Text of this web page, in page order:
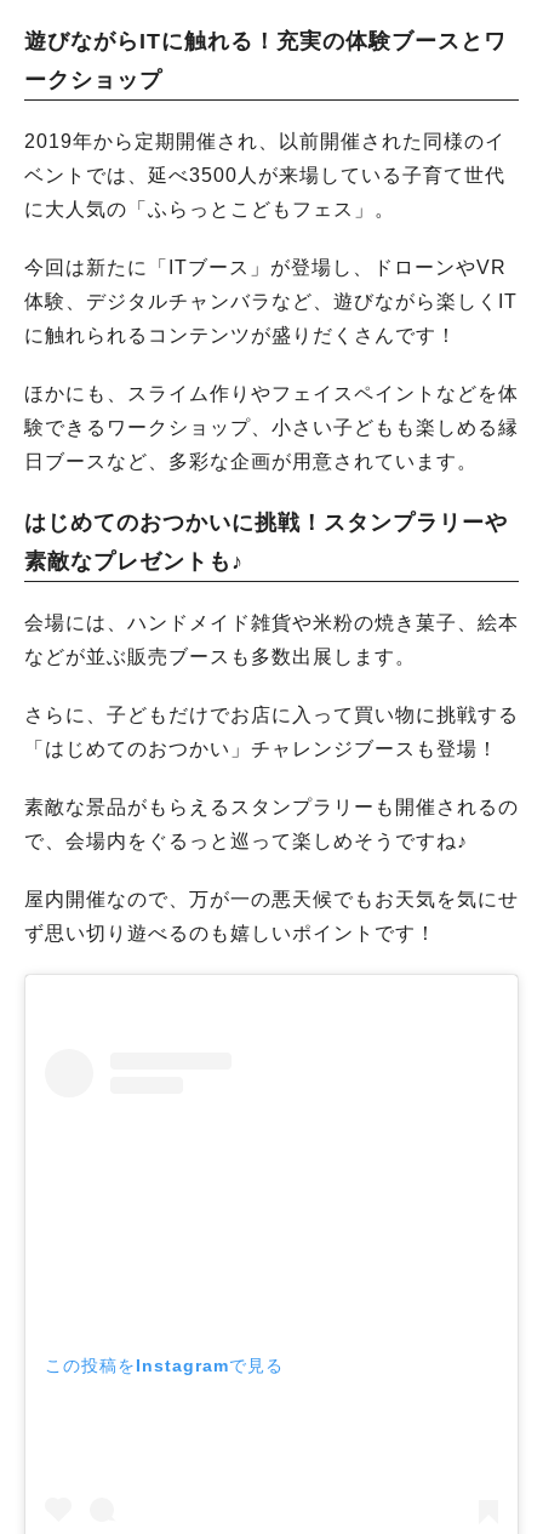
遊びながらITに触れる！充実の体験ブースとワ
ークショップ
2019年から定期開催され、以前開催された同様のイ
ベントでは、延べ3500人が来場している子育て世代
に大人気の「ふらっとこどもフェス」。
今回は新たに「ITブース」が登場し、ドローンやVR
体験、デジタルチャンバラなど、遊びながら楽しくIT
に触れられるコンテンツが盛りだくさんです！
ほかにも、スライム作りやフェイスペイントなどを体
験できるワークショップ、小さい子どもも楽しめる縁
日ブースなど、多彩な企画が用意されています。
はじめてのおつかいに挑戦！スタンプラリーや
素敵なプレゼントも♪
会場には、ハンドメイド雑貨や米粉の焼き菓子、絵本
などが並ぶ販売ブースも多数出展します。
さらに、子どもだけでお店に入って買い物に挑戦する
「はじめてのおつかい」チャレンジブースも登場！
素敵な景品がもらえるスタンプラリーも開催されるの
で、会場内をぐるっと巡って楽しめそうですね♪
屋内開催なので、万が一の悪天候でもお天気を気にせ
ず思い切り遊べるのも嬉しいポイントです！
この投稿をInstagramで見る